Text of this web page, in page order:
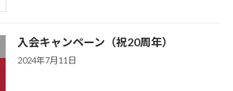
入会キャンペーン（祝20周年）
2024年7月11日